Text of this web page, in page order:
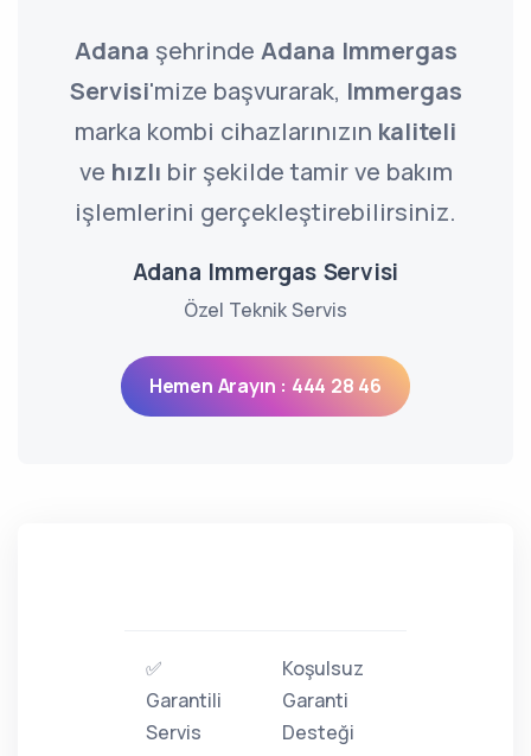
Adana şehrinde Adana Immergas
Servisi'mize başvurarak, Immergas
marka kombi cihazlarınızın kaliteli
ve hızlı bir şekilde tamir ve bakım
işlemlerini gerçekleştirebilirsiniz.
Adana Immergas Servisi
Özel Teknik Servis
Hemen Arayın : 444 28 46
✅
Garantili
Servis
Koşulsuz
Garanti
Desteği